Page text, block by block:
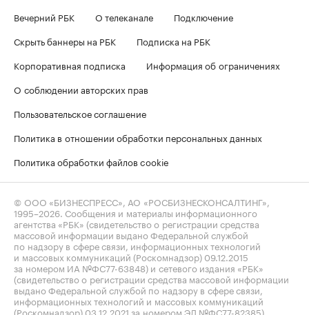
Вечерний РБК
О телеканале
Подключение
Скрыть баннеры на РБК
Подписка на РБК
Корпоративная подписка
Информация об ограничениях
О соблюдении авторских прав
Пользовательское соглашение
Политика в отношении обработки персональных данных
Политика обработки файлов cookie
© ООО «БИЗНЕСПРЕСС», АО «РОСБИЗНЕСКОНСАЛТИНГ»,
1995–2026 . Сообщения и материалы информационного
агентства «РБК» (свидетельство о регистрации средства
массовой информации выдано Федеральной службой
по надзору в сфере связи, информационных технологий
и массовых коммуникаций (Роскомнадзор) 09.12.2015
за номером ИА №ФС77-63848) и сетевого издания «РБК»
(свидетельство о регистрации средства массовой информации
выдано Федеральной службой по надзору в сфере связи,
информационных технологий и массовых коммуникаций
(Роскомнадзор) 03.12.2021 за номером ЭЛ №ФС77-82385)